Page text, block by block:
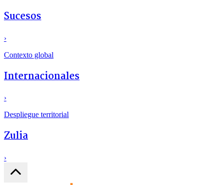
Sucesos
›
Contexto global
Internacionales
›
Despliegue territorial
Zulia
›